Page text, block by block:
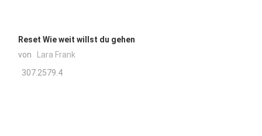
Reset Wie weit willst du gehen
von
Lara Frank
307.2579.4